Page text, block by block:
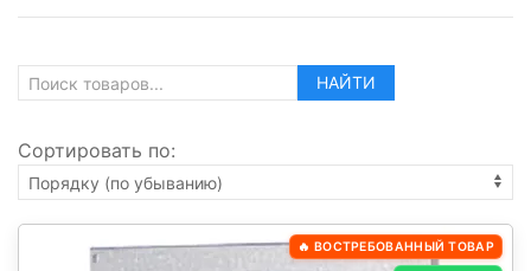
НАЙТИ
Сортировать по:
🔥 ВОСТРЕБОВАННЫЙ ТОВАР